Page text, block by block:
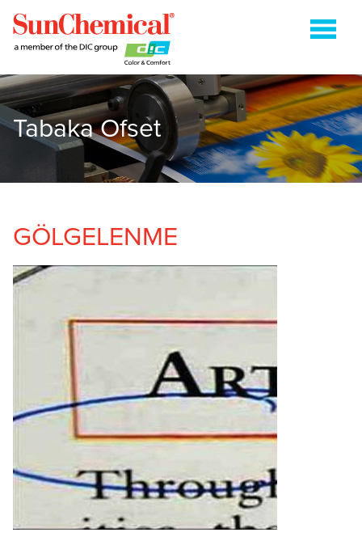
ENERJI (IŞIKLA) KURUMALI
FLEKSOGRAFİ
İLETIŞIM
Türkçe
SEARCH
Tabaka Ofset
GÖLGELENME